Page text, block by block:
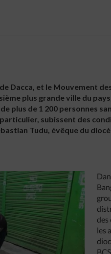
Dacca, et le Mouvement
plus grande ville du
plus de 1 200 personnes
subissent des
Tudu, évêque du
des
les